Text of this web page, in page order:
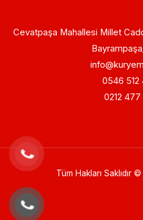
Cevatpaşa Mahallesi Millet
0546 512
0212 477
Tüm Hakları Saklıdır